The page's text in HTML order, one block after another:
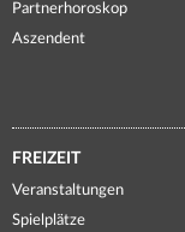
Partnerhoroskop
Aszendent
FREIZEIT
Veranstaltungen
Spielplätze